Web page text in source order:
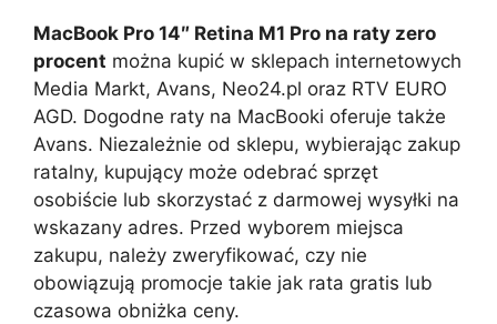
MacBook Pro 14″ Retina M1 Pro na raty zero
procent można kupić w sklepach internetowych
Media Markt, Avans, Neo24.pl oraz RTV EURO
AGD. Dogodne raty na MacBooki oferuje także
Avans. Niezależnie od sklepu, wybierając zakup
ratalny, kupujący może odebrać sprzęt
osobiście lub skorzystać z darmowej wysyłki na
wskazany adres. Przed wyborem miejsca
zakupu, należy zweryfikować, czy nie
obowiązują promocje takie jak rata gratis lub
czasowa obniżka ceny.